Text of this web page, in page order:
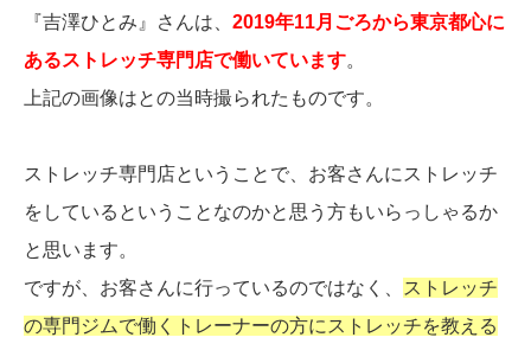
『吉澤ひとみ』さんは、 2019年11月ごろから東京都心に
あるストレッチ専門店で働いています。
上記の画像はとの当時撮られたものです。
ストレッチ専門店ということで、お客さんにストレッチ
をしているということなのかと思う方もいらっしゃるか
と思います。
ですが、お客さんに行っているのではなく、
ストレッチ
の専門ジムで働くトレーナーの方にストレッチを教える